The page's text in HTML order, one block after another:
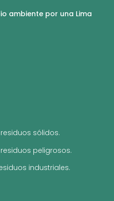
ambiente por una Lima
sólidos.
peligrosos.
industriales.